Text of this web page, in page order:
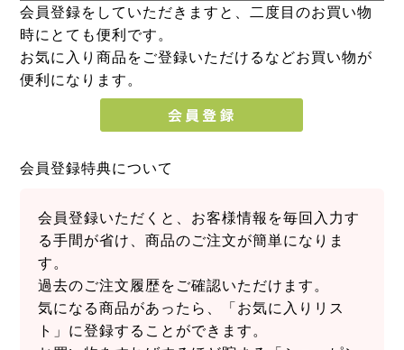
会員登録をしていただきますと、二度目のお買い物
時にとても便利です。
お気に入り商品をご登録いただけるなどお買い物が
便利になります。
会員登録特典について
会員登録いただくと、お客様情報を毎回入力す
る手間が省け、商品のご注文が簡単になりま
す。
過去のご注文履歴をご確認いただけます。
気になる商品があったら、「お気に入りリス
ト」に登録することができます。